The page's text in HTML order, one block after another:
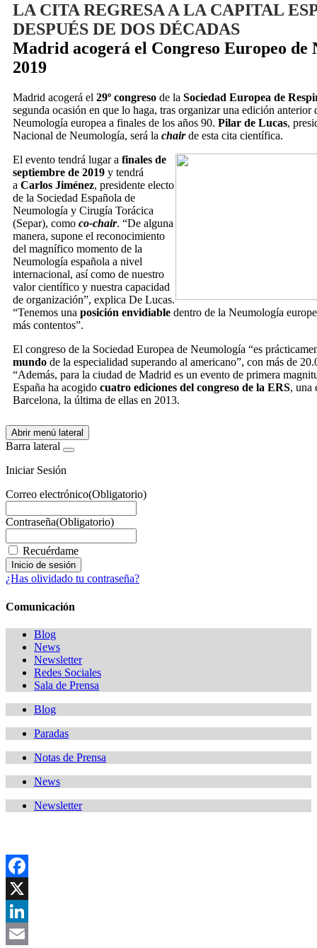
LA CITA REGRESA A LA CAPITAL
DESPUÉS DE DOS DÉCADAS
Madrid acogerá el Congreso Europeo de
2019
Madrid acogerá el 29º congreso de la Sociedad Europea de
segunda ocasión en que lo haga, tras organizar una edición anterior
Neumología europea a finales de los años 90. Pilar de Lucas,
Nacional de Neumología, será la chairde esta cita científica.
El evento tendrá lugar a finales de
septiembre de 2019 y tendrá
a Carlos Jiménez, presidente electo
de la Sociedad Española de
Neumología y Cirugía Torácica
(Separ), como co-chair. “De alguna
manera, supone el reconocimiento
del magnífico momento de la
Neumología española a nivel
internacional, así como de nuestro
valor científico y nuestra capacidad
de organización”, explica De Lucas.
“Tenemos una posición envidiable dentro de la Neumología
más contentos”.
El congreso de la Sociedad Europea de Neumología “es
mundo de la especialidad superando al americano”, con más de
“Además, para la ciudad de Madrid es un evento de primera
España ha acogido cuatro ediciones del congreso de la ERS, una
Barcelona, la última de ellas en 2013.
Abrir menú lateral
Barra lateral
Iniciar Sesión
Correo electrónico(Obligatorio)
Contraseña(Obligatorio)
Recuérdame
¿Has olividado tu contraseña?
Comunicación
Blog
News
Newsletter
Redes Sociales
Sala de Prensa
Blog
Paradas
Notas de Prensa
News
Newsletter
Facebook
X
LinkedIn